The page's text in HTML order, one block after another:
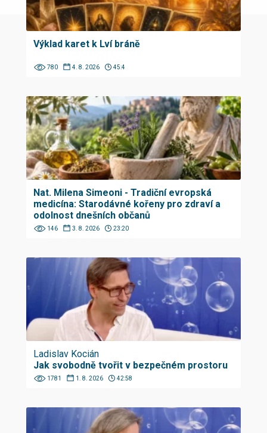
Výklad karet k Lví bráně
780 4. 8. 2026 45:4
Nat. Milena Simeoni - Tradiční evropská
medicína: Starodávné kořeny pro zdraví a
odolnost dnešních občanů
146 3. 8. 2026 23:20
Ladislav Kocián
Jak svobodně tvořit v bezpečném prostoru
1781 1. 8. 2026 42:58